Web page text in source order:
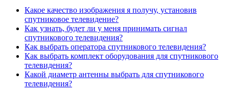
Какое качество изображения я получу, установив
спутниковое телевидение?
Как узнать, будет ли у меня принимать сигнал
спутникового телевидения?
Как выбрать оператора спутникового телевидения?
Как выбрать комплект оборудования для спутникового
телевидения?
Какой диаметр антенны выбрать для спутникового
телевидения?